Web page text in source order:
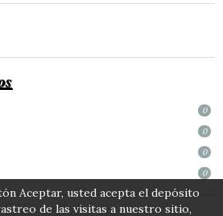
0
0
0
0
Aceptar, usted acepta el depósito
de las visitas a nuestro sitio,